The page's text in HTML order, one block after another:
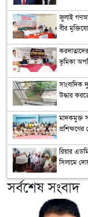
জুলাই
বীর
ভূমিকা
সাংবাদিক
উদ্ধার
মাদকমুক্ত
রিয়ার
সিলামে
সর্বশেষ সংবাদ